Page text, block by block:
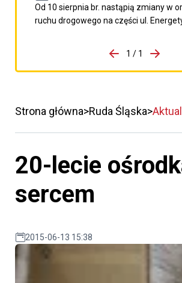
Od 10 sierpnia br. nastąpią zmiany w
ruchu drogowego na części ul.
porzpedniego komunikatu
1 / 1
Strona główna Ruda Śląska
20-lecie
sercem
2015-06-13 15:38